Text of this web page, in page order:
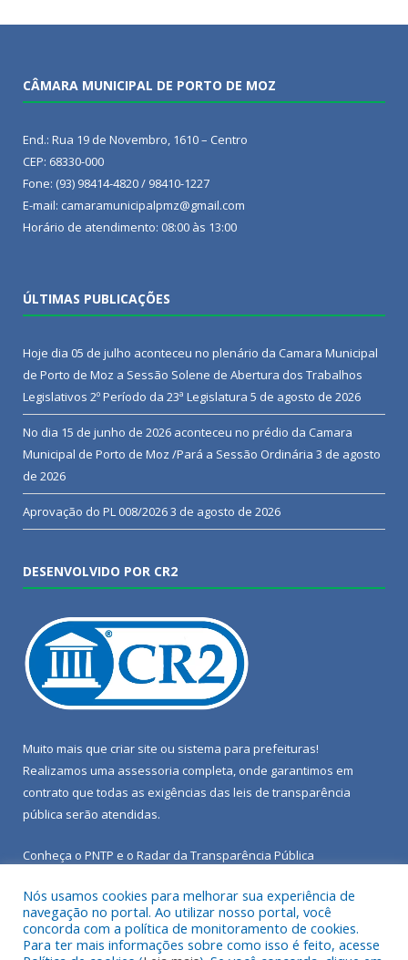
CÂMARA MUNICIPAL DE PORTO DE MOZ
End.: Rua 19 de Novembro, 1610 – Centro
CEP: 68330-000
Fone: (93) 98414-4820 / 98410-1227
E-mail: camaramunicipalpmz@gmail.com
Horário de atendimento: 08:00 às 13:00
ÚLTIMAS PUBLICAÇÕES
Hoje dia 05 de julho aconteceu no plenário da Camara Municipal
de Porto de Moz a Sessão Solene de Abertura dos Trabalhos
Legislativos 2º Período da 23ª Legislatura 5 de agosto de 2026
No dia 15 de junho de 2026 aconteceu no prédio da Camara
Municipal de Porto de Moz /Pará a Sessão Ordinária 3 de agosto
de 2026
Aprovação do PL 008/20263 de agosto de 2026
DESENVOLVIDO POR CR2
Muito mais que criar site ou sistema para prefeituras!
Realizamos uma assessoria completa, onde garantimos em
contrato que todas as exigências das leis de transparência
pública serão atendidas.
Conheça o PNTP e o Radar da Transparência Pública
Todos os direitos reservados a Câmara Municipal de Porto de
Nós usamos cookies para melhorar sua experiência de
navegação no portal. Ao utilizar nosso portal, você
concorda com a política de monitoramento de cookies.
Para ter mais informações sobre como isso é feito, acesse